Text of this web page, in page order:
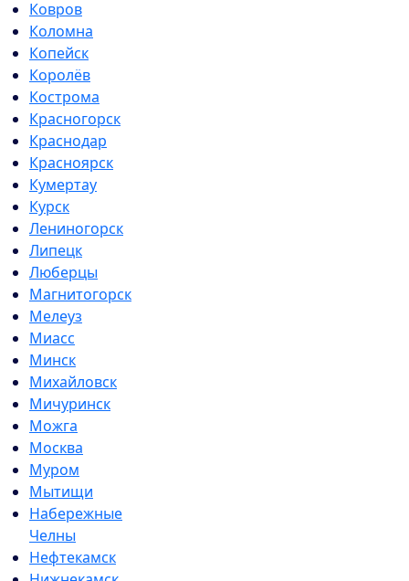
Ковров
Коломна
Копейск
Королёв
Кострома
Красногорск
Краснодар
Красноярск
Кумертау
Курск
Лениногорск
Липецк
Люберцы
Магнитогорск
Мелеуз
Миасс
Минск
Михайловск
Мичуринск
Можга
Москва
Муром
Мытищи
Набережные
Челны
Нефтекамск